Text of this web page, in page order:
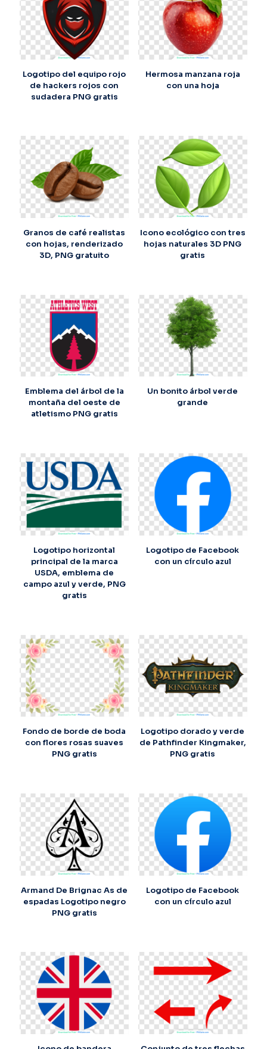
Logotipo del equipo rojo
de hackers rojos con
sudadera PNG gratis
Hermosa manzana roja
con una hoja
Granos de café realistas
con hojas, renderizado
3D, PNG gratuito
Icono ecológico con tres
hojas naturales 3D PNG
gratis
Emblema del árbol de la
montaña del oeste de
atletismo PNG gratis
Un bonito árbol verde
grande
Logotipo horizontal
principal de la marca
USDA, emblema de
campo azul y verde, PNG
gratis
Logotipo de Facebook
con un círculo azul
Fondo de borde de boda
con flores rosas suaves
PNG gratis
Logotipo dorado y verde
de Pathfinder Kingmaker,
PNG gratis
Armand De Brignac As de
espadas Logotipo negro
PNG gratis
Logotipo de Facebook
con un círculo azul